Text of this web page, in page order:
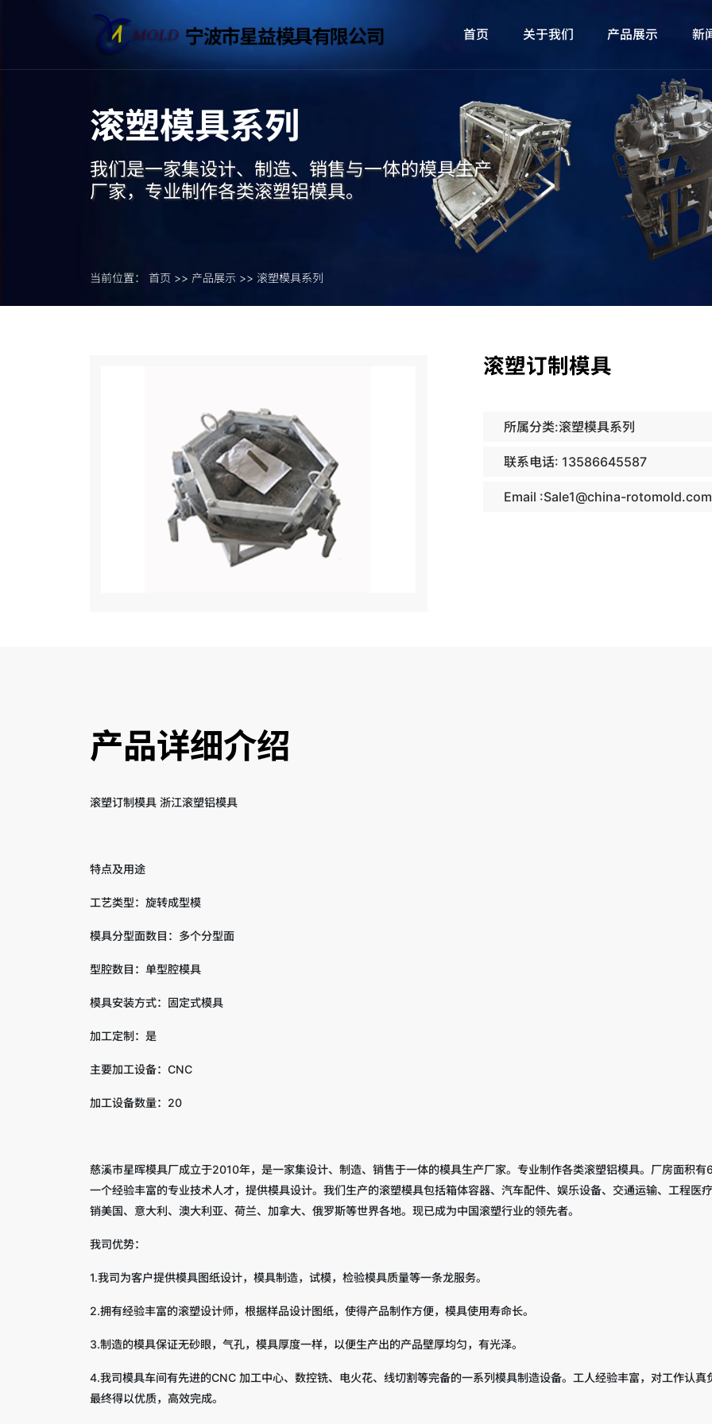
首页 关于我们 产品展示 新
滚塑模具系列
我们是一家集设计、制造、销售与一体的模具生产
厂家，专业制作各类滚塑铝模具。
当前位置：首页 >> 产品展示 >>滚塑模具系列
滚塑订制模具
所属分类:滚塑模具系列
联系电话: 13586645587
Email :Sale1@china-rotomold.com
产品详细介绍
滚塑订制模具 浙江滚塑铝模具
特点及用途
工艺类型：旋转成型模
模具分型面数目：多个分型面
型腔数目：单型腔模具
模具安装方式：固定式模具
加工定制：是
主要加工设备：CNC
加工设备数量：20
慈溪市星晖模具厂成立于2010年，是一家集设计、制造、销售于一体的模具生产厂家。专业制作各类滚塑铝模具。厂房面积
一个经验丰富的专业技术人才，提供模具设计。我们生产的滚塑模具包括箱体容器、汽车配件、娱乐设备、交通运输、工程医
销美国、意大利、澳大利亚、荷兰、加拿大、俄罗斯等世界各地。现已成为中国滚塑行业的领先者。
我司优势：
1.我司为客户提供模具图纸设计，模具制造，试模，检验模具质量等一条龙服务。
2.拥有经验丰富的滚塑设计师，根据样品设计图纸，使得产品制作方便，模具使用寿命长。
3.制造的模具保证无砂眼，气孔，模具厚度一样，以便生产出的产品壁厚均匀，有光泽。
4.我司模具车间有先进的CNC 加工中心、数控铣、电火花、线切割等完备的一系列模具制造设备。工人经验丰富，对工作认
最终得以优质，高效完成。